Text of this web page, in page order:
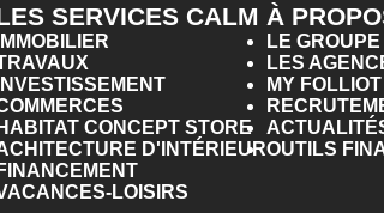
SERVICES CALM
IMMOBILIER
INVESTISSEMENT
HABITAT CONCEPT STORE
D'INTÉRIEUR
FINANCEMENT
LOISIRS
À
LE
LES
MY FOLLIOT
OUTILS